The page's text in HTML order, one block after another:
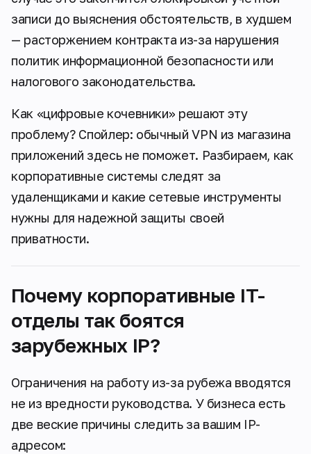
записи до выяснения обстоятельств, в худшем
— расторжением контракта из-за нарушения
политик информационной безопасности или
налогового законодательства.
Как «цифровые кочевники» решают эту
проблему? Спойлер: обычный VPN из магазина
приложений здесь не поможет. Разбираем, как
корпоративные системы следят за
удаленщиками и какие сетевые инструменты
нужны для надежной защиты своей
приватности.
Почему корпоративные IT-
отделы так боятся
зарубежных IP?
Ограничения на работу из-за рубежа вводятся
не из вредности руководства. У бизнеса есть
две веские причины следить за вашим IP-
адресом: